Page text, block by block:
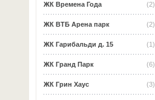
(2)
ЖК Времена Года
(2)
ЖК ВТБ Арена парк
(1)
ЖК Гарибальди д. 15
(6)
ЖК Гранд Парк
(3)
ЖК Грин Хаус